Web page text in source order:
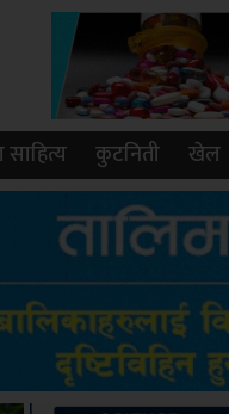
कुटनिती खेल